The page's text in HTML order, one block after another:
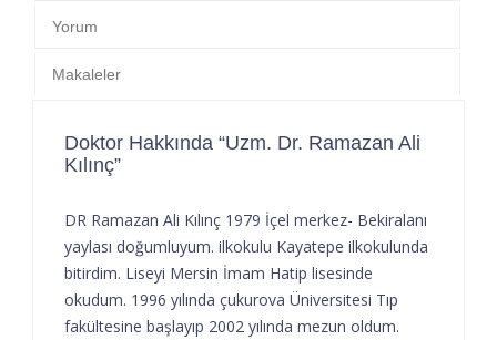
Yorum
Makaleler
Doktor Hakkında “Uzm. Dr. Ramazan Ali
Kılınç”
DR Ramazan Ali Kılınç 1979 İçel merkez- Bekiralanı
yaylası doğumluyum. ilkokulu Kayatepe ilkokulunda
bitirdim. Liseyi Mersin İmam Hatip lisesinde
okudum. 1996 yılında çukurova Üniversitesi Tıp
fakültesine başlayıp 2002 yılında mezun oldum.